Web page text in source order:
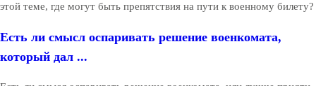
этой теме, где могут быть препятствия на пути к военному билету?
Есть ли смысл оспаривать решение военкомата,
который дал ...